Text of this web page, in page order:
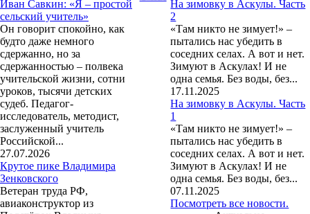
Иван Савкин: «Я – простой
сельский учитель»
Он говорит спокойно, как
будто даже немного
сдержанно, но за
сдержанностью – полвека
учительской жизни, сотни
уроков, тысячи детских
судеб. Педагог-
исследователь, методист,
заслуженный учитель
Российской...
27.07.2026
Крутое пике Владимира
Зенковского
Ветеран труда РФ,
авиаконструктор из
На зимовку в Аскулы. Часть
2
«Там никто не зимует!» –
пытались нас убедить в
соседних селах. А вот и нет.
Зимуют в Аскулах! И не
одна семья. Без воды, без...
17.11.2025
На зимовку в Аскулы. Часть
1
«Там никто не зимует!» –
пытались нас убедить в
соседних селах. А вот и нет.
Зимуют в Аскулах! И не
одна семья. Без воды, без...
07.11.2025
Посмотреть все новости.